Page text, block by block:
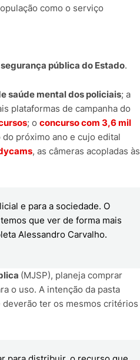
como o serviço
pública do Estado.
saúde mental dos policiais; a
plataformas de campanha do
; o concurso com 3,6 mil
próximo ano e cujo edital
, as câmeras acopladas às
e para a sociedade. O
que ver de forma mais
Alessandro Carvalho.
(MJSP), planeja comprar
o uso. A intenção da pasta
ter os mesmos critérios